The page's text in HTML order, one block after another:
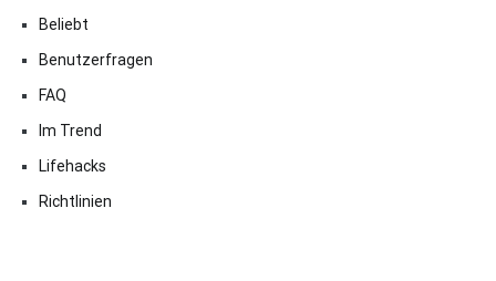
Beliebt
Benutzerfragen
FAQ
Im Trend
Lifehacks
Richtlinien